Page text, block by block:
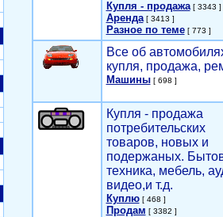
Купля - продажа[ 3343 ]
Аренда[ 3413 ]
Разное по теме[ 773 ]
Все об
купля, продажа,
Машины[ 698 ]
Купля - продажа
потребительских
товаров, новых и
подержаных.
техника, мебель,
видео,и т.д.
Куплю[ 468 ]
Продам [ 3382 ]